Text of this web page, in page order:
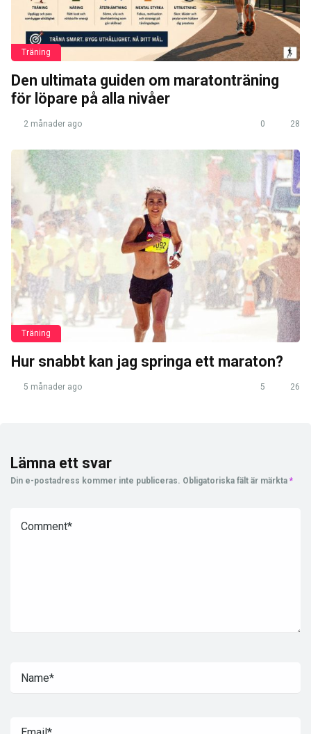
Träning
Den ultimata guiden om maratonträning
för löpare på alla nivåer
2 månader ago 0 28
Träning
Hur snabbt kan jag springa ett maraton?
5 månader ago 5 26
Lämna ett svar
Din e-postadress kommer inte publiceras. Obligatoriska fält är märkta *